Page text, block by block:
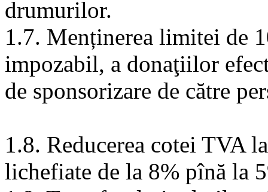
drumurilor.
1.7. Menținerea limitei de
impozabil, a donaţiilor
de sponsorizare de către
1.8. Reducerea cotei TVA
lichefiate de la 8% pînă la